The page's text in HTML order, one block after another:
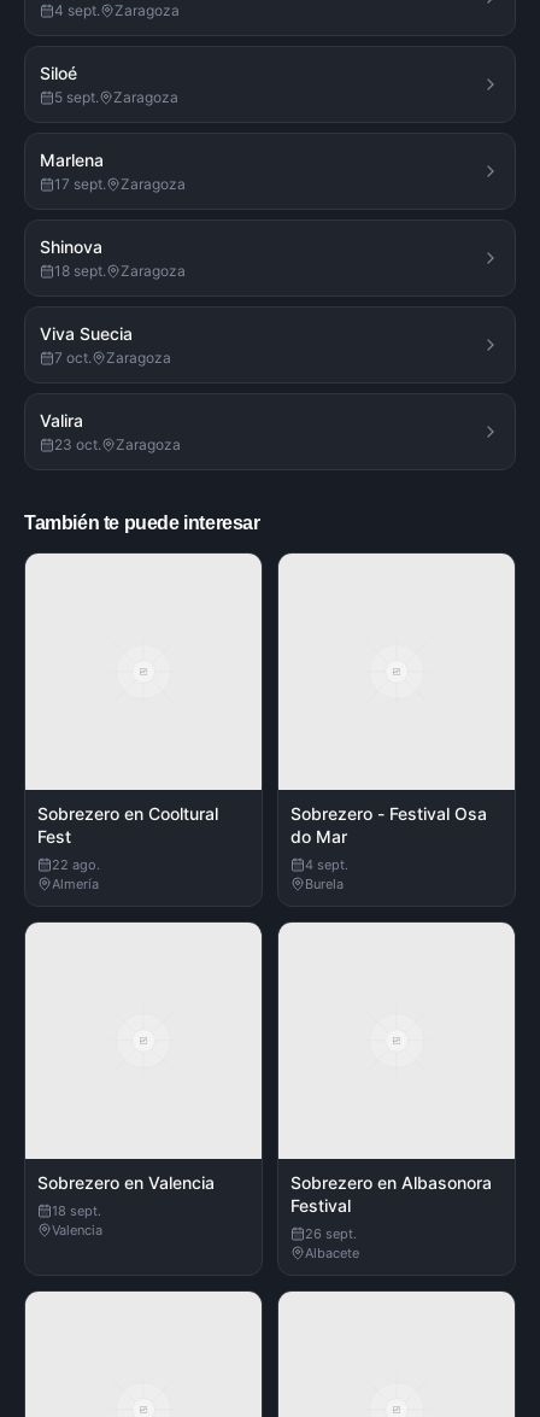
4 sept. Zaragoza
Siloé
5 sept. Zaragoza
Marlena
17 sept. Zaragoza
Shinova
18 sept. Zaragoza
Viva Suecia
7 oct. Zaragoza
Valira
23 oct. Zaragoza
También te puede interesar
Sobrezero en Cooltural
Fest
22 ago.
Almería
Sobrezero - Festival Osa
do Mar
4 sept.
Burela
Sobrezero en Valencia
18 sept.
Valencia
Sobrezero en Albasonora
Festival
26 sept.
Albacete